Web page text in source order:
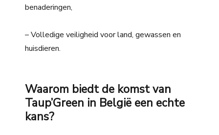
benaderingen,
– Volledige veiligheid voor land, gewassen en
huisdieren.
Waarom biedt de komst van
Taup’Green in België een echte
kans?